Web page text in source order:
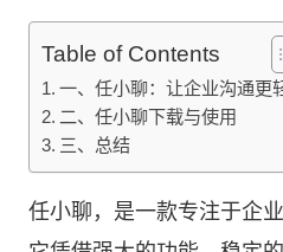
Table of Contents
一、任小聊：让企业沟通更
二、任小聊下载与使用
三、总结
任小聊，是一款专注于企